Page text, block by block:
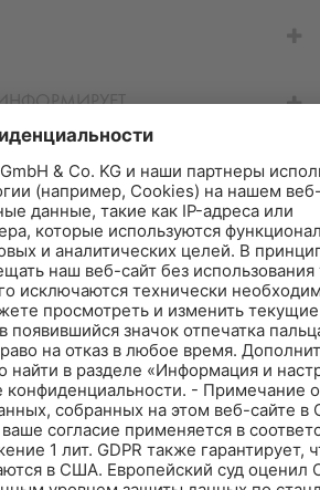
Информация по защите данных для посетителей сайта
и реализация +| LOUIS INTERNET